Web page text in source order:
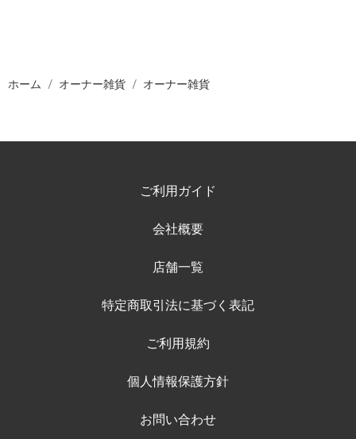
ホーム オーナー雑貨 オーナー雑貨
ご利用ガイド
会社概要
店舗一覧
特定商取引法に基づく表記
ご利用規約
個人情報保護方針
お問い合わせ